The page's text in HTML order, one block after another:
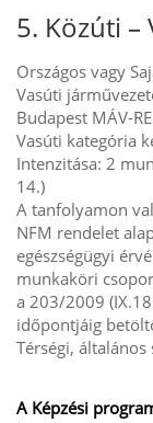
5. Közúti –
Országos vagy
Vasúti
Budapest MÁV-
Vasúti kategória
Intenzitása: 2
14.)
A tanfolyamon
NFM rendelet
egészségügyi
munkaköri
a 203/2009
időpontjáig
Térségi,
A Képzési